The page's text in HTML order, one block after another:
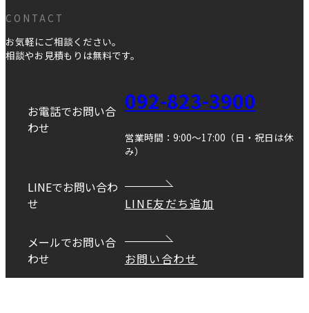
CONTACT
お気軽にご相談ください。
相談やお見積もりは無料です。
お電話でお問い合
わせ
092-823-3900
営業時間：9:00～17:00（日・祝日は休
み）
LINEでお問い合わ
せ
LINE友だち追加
メールでお問い合
わせ
お問い合わせ